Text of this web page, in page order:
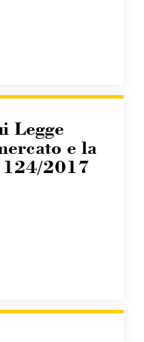
Legge
e la
124/2017